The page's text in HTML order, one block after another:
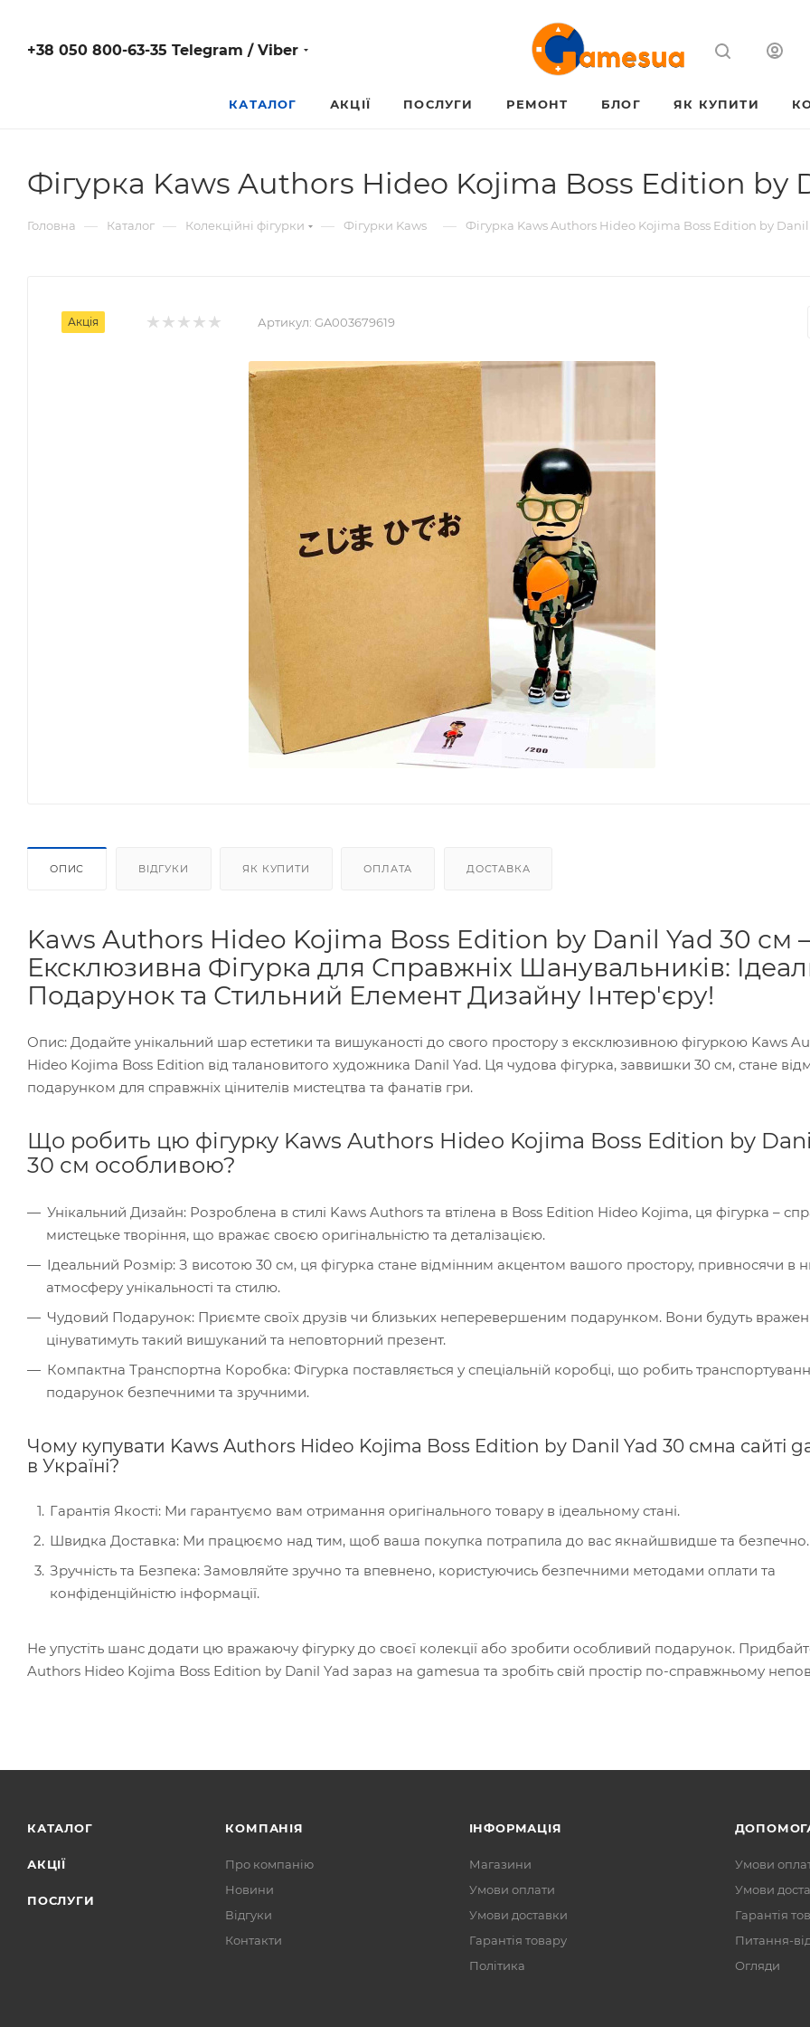
+38 050 800-63-35 Telegram / Viber
КАТАЛОГ АКЦІЇ ПОСЛУГИ РЕМОНТ БЛОГ ЯК КУПИТИ
Фігурка Kaws Authors Hideo Kojima Boss Edition by
Головна — Каталог — Колекційні фігурки — Фігурки Kaws — Фігурка Kaws Authors Hideo Kojima Boss Edition by Danil
Акція Артикул: GA003679619
ОПИС ВІДГУКИ ЯК КУПИТИ ОПЛАТА ДОСТАВКА
Kaws Authors Hideo Kojima Boss Edition by Danil Yad 30 см –
Ексклюзивна Фігурка для Справжніх Шанувальників:
Подарунок та Стильний Елемент Дизайну Інтер'єру!
Опис: Додайте унікальний шар естетики та вишуканості до свого простору з ексклюзивною фігуркою Kaws
Hideo Kojima Boss Edition від талановитого художника Danil Yad. Ця чудова фігурка, заввишки 30 см, стане
подарунком для справжніх цінителів мистецтва та фанатів гри.
Що робить цю фігурку Kaws Authors Hideo Kojima Boss Edition by
30 см особливою?
Унікальний Дизайн: Розроблена в стилі Kaws Authors та втілена в Boss Edition Hideo Kojima, ця фігурка –
мистецьке творіння, що вражає своєю оригінальністю та деталізацією.
Ідеальний Розмір: З висотою 30 см, ця фігурка стане відмінним акцентом вашого простору, привносячи в
атмосферу унікальності та стилю.
Чудовий Подарунок: Приємте своїх друзів чи близьких неперевершеним подарунком. Вони будуть вражені
цінуватимуть такий вишуканий та неповторний презент.
Компактна Транспортна Коробка: Фігурка поставляється у спеціальній коробці, що робить
подарунок безпечними та зручними.
Чому купувати Kaws Authors Hideo Kojima Boss Edition by Danil Yad 30 смна сайті
в Україні?
Гарантія Якості: Ми гарантуємо вам отримання оригінального товару в ідеальному стані.
Швидка Доставка: Ми працюємо над тим, щоб ваша покупка потрапила до вас якнайшвидше та безпечно.
Зручність та Безпека: Замовляйте зручно та впевнено, користуючись безпечними методами оплати та
конфіденційністю інформації.
Не упустіть шанс додати цю вражаючу фігурку до своєї колекції або зробити особливий подарунок.
Authors Hideo Kojima Boss Edition by Danil Yad зараз на gamesua та зробіть свій простір по-справжньому
КАТАЛОГ
АКЦІЇ
ПОСЛУГИ
КОМПАНІЯ
Про компанію
Новини
Відгуки
Контакти
ІНФОРМАЦІЯ
Магазини
Умови оплати
Умови доставки
Гарантія товару
Політика
Умови
Умови
Гарантія
Питання-
Огляди